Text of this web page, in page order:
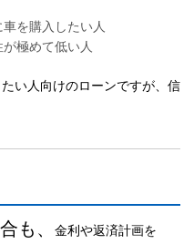
を購入したい人
極めて低い人
い人向けのローンですが、信
も、 金利や返済計画を